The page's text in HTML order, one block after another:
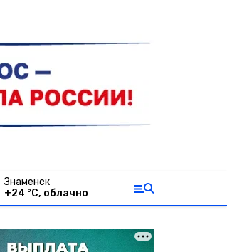
Знаменск
+24 °С, облачно